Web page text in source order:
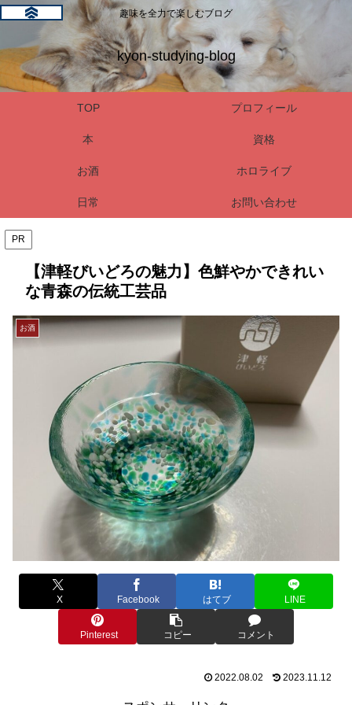
趣味を全力で楽しむブログ
kyon-studying-blog
TOP プロフィール
本 資格
お酒 ホロライブ
日常 お問い合わせ
PR
【津軽びいどろの魅力】色鮮やかできれい
な青森の伝統工芸品
お酒
X Facebook はてブ LINE
Pinterest コピー コメント
2022.08.02 2023.11.12